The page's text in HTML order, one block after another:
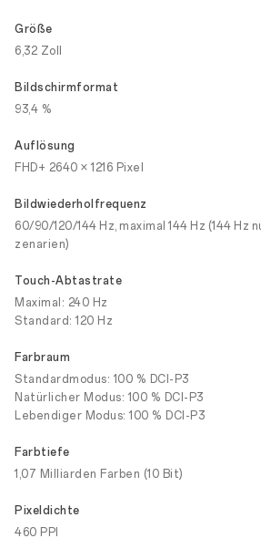
Größe
6,32 Zoll
Bildschirmformat
93,4 %
Auflösung
FHD+ 2640 × 1216 Pixel
Bildwiederholfrequenz
60/90/120/144 Hz, maximal 144 Hz (144 Hz
zenarien)
Touch-Abtastrate
Maximal: 240 Hz
Standard: 120 Hz
Farbraum
Standardmodus: 100 % DCI-P3
Natürlicher Modus: 100 % DCI-P3
Lebendiger Modus: 100 % DCI-P3
Farbtiefe
1,07 Milliarden Farben (10 Bit)
Pixeldichte
460 PPI